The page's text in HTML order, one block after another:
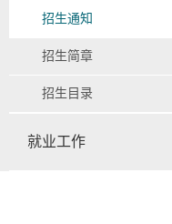
招生通知
招生简章
招生目录
就业工作